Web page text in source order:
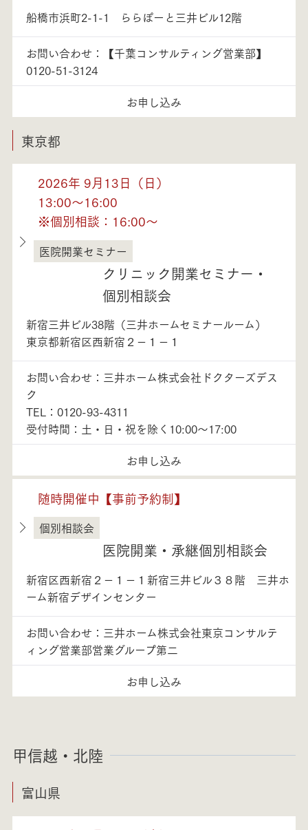
船橋市浜町2-1-1 ららぽーと三井ビル12階
お問い合わせ：【千葉コンサルティング営業部】
0120-51-3124
お申し込み
東京都
2026年 9月13日（日）
13:00～16:00
※個別相談：16:00～
東京都
医院開業セミナー
クリニック開業セミナー・
個別相談会
新宿三井ビル38階（三井ホームセミナールーム）
東京都新宿区西新宿２－１－１
お問い合わせ：三井ホーム株式会社ドクターズデス
ク
TEL：0120-93-4311
受付時間：土・日・祝を除く10:00～17:00
お申し込み
随時開催中【事前予約制】
東京都
個別相談会
医院開業・承継個別相談会
新宿区西新宿２－１－１新宿三井ビル３８階 三井ホ
ーム新宿デザインセンター
お問い合わせ：三井ホーム株式会社東京コンサルテ
ィング営業部営業グループ第二
お申し込み
甲信越・北陸
富山県